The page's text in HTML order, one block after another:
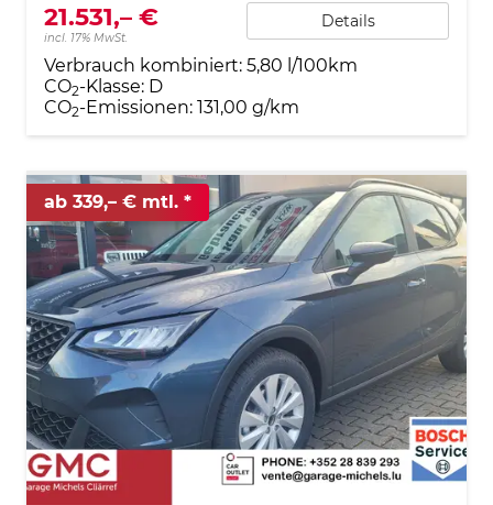
21.531,– €
incl. 17% MwSt.
Details
Verbrauch kombiniert: 5,80 l/100km
CO2-Klasse: D
CO2-Emissionen: 131,00 g/km
ab 339,– € mtl.